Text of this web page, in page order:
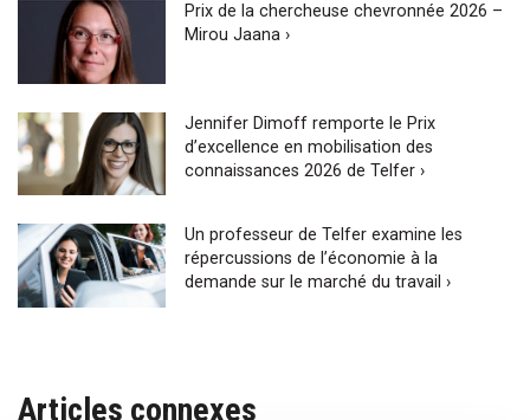
Prix de la chercheuse chevronnée 2026 –
Mirou Jaana ›
Jennifer Dimoff remporte le Prix
d’excellence en mobilisation des
connaissances 2026 de Telfer ›
Un professeur de Telfer examine les
répercussions de l’économie à la
demande sur le marché du travail ›
Articles connexes